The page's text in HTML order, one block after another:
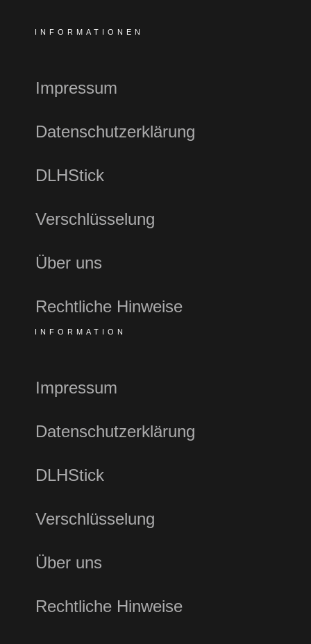
INFORMATIONEN
Impressum
Datenschutzerklärung
DLHStick
Verschlüsselung
Über uns
Rechtliche Hinweise
INFORMATION
Impressum
Datenschutzerklärung
DLHStick
Verschlüsselung
Über uns
Rechtliche Hinweise